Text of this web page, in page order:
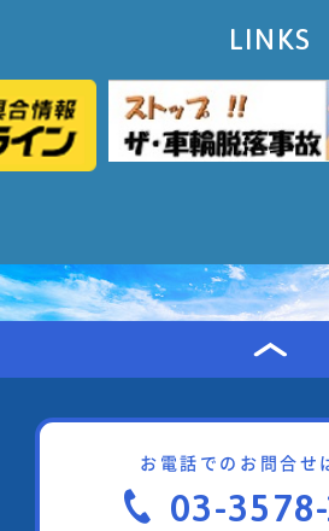
LINKS
お電話でのお問合せ
03-